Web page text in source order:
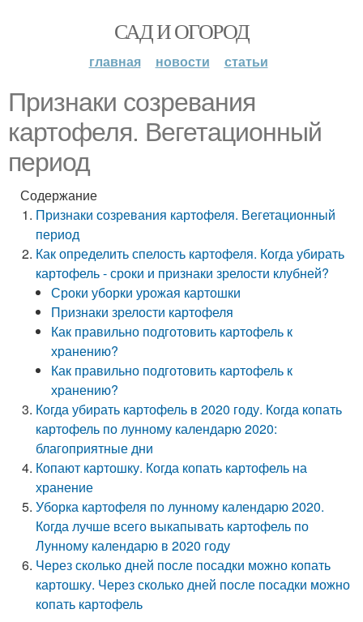
САД И ОГОРОД
главная новости статьи
Признаки созревания
картофеля. Вегетационный
период
Содержание
Признаки созревания картофеля. Вегетационный
период
Как определить спелость картофеля. Когда убирать
картофель - сроки и признаки зрелости клубней?
Сроки уборки урожая картошки
Признаки зрелости картофеля
Как правильно подготовить картофель к
хранению?
Как правильно подготовить картофель к
хранению?
Когда убирать картофель в 2020 году. Когда копать
картофель по лунному календарю 2020:
благоприятные дни
Копают картошку. Когда копать картофель на
хранение
Уборка картофеля по лунному календарю 2020.
Когда лучше всего выкапывать картофель по
Лунному календарю в 2020 году
Через сколько дней после посадки можно копать
картошку. Через сколько дней после посадки можно
копать картофель